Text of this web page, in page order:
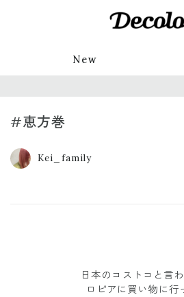
New
#恵方巻
Kei_family
日本のコストコと言
ロピアに買い物に行